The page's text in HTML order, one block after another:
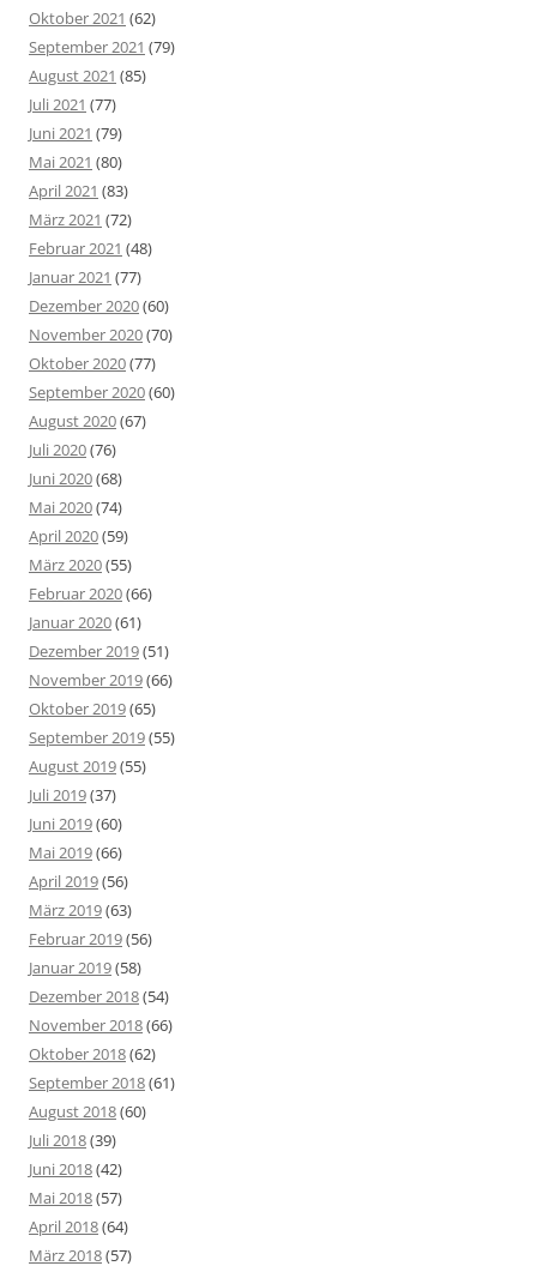
Oktober 2021 (62)
September 2021 (79)
August 2021 (85)
Juli 2021 (77)
Juni 2021 (79)
Mai 2021 (80)
April 2021 (83)
März 2021 (72)
Februar 2021 (48)
Januar 2021 (77)
Dezember 2020(60)
November 2020(70)
Oktober 2020(77)
September 2020(60)
August 2020(67)
Juli 2020(76)
Juni 2020(68)
Mai 2020(74)
April 2020(59)
März 2020(55)
Februar 2020(66)
Januar 2020(61)
Dezember 2019(51)
November 2019(66)
Oktober 2019(65)
September 2019(55)
August 2019(55)
Juli 2019(37)
Juni 2019(60)
Mai 2019(66)
April 2019(56)
März 2019(63)
Februar 2019(56)
Januar 2019(58)
Dezember 2018(54)
November 2018(66)
Oktober 2018(62)
September 2018(61)
August 2018(60)
Juli 2018(39)
Juni 2018(42)
Mai 2018(57)
April 2018(64)
März 2018(57)